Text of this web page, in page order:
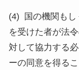
(4)
国の機関も
を受けた者が法
対して協力する
ーの同意を得る